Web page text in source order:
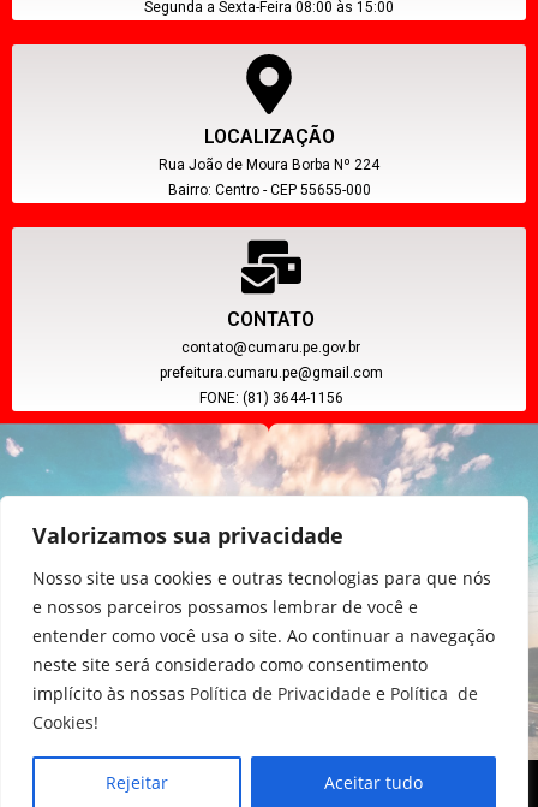
Valorizamos sua privacidade
Nosso site usa cookies e outras tecnologias para que nós
e nossos parceiros possamos lembrar de você e
entender como você usa o site. Ao continuar a navegação
neste site será considerado como consentimento
implícito às nossas Política de Privacidade e Política de
Cookies!
Rejeitar Aceitar tudo
Segunda a Sexta-Feira 08:00 às 15:00
LOCALIZAÇÃO
Rua João de Moura Borba Nº 224
Bairro: Centro - CEP 55655-000
CONTATO
contato@cumaru.pe.gov.br
prefeitura.cumaru.pe@gmail.com
FONE: (81) 3644-1156
CNPJ: 11.097.391/0001-20
Copyright © 2024, Poder Executivo de Cumaru - PE.